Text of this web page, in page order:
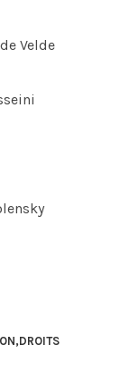
Velde
,DROITS